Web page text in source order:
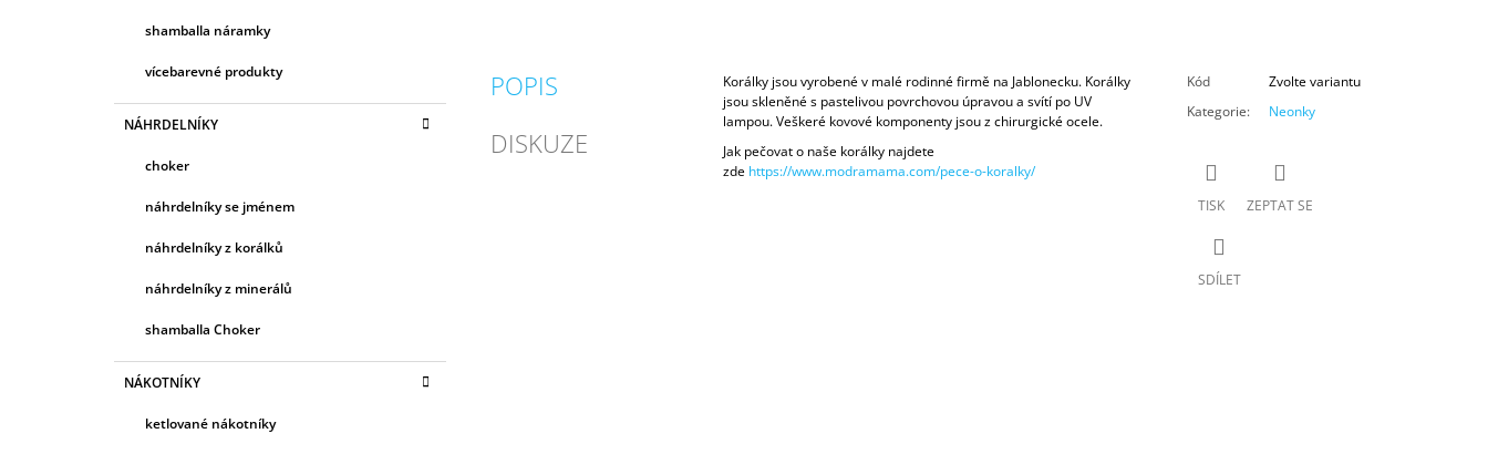
shamballa náramky
vícebarevné produkty
NÁHRDELNÍKY
choker
náhrdelníky se jménem
náhrdelníky z korálků
náhrdelníky z minerálů
shamballa Choker
NÁKOTNÍKY
ketlované nákotníky
POPIS
DISKUZE
Korálky jsou vyrobené v malé rodinné firmě na Jablonecku. Korálky
jsou skleněné s pastelivou povrchovou úpravou a svítí po UV
lampou. Veškeré kovové komponenty jsou z chirurgické ocele.
Jak pečovat o naše korálky najdete
zde https://www.modramama.com/pece-o-koralky/
Kód
Zvolte variantu
Kategorie: Neonky
TISK ZEPTAT SE
SDÍLET